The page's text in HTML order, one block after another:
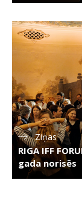
Ziņas
RIGA IFF
gada norisēs